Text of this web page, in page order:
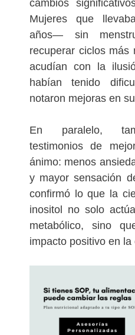
cambios
Mujeres que
años— sin
recuperar ciclos más
acudían con la
habían tenido
notaron mejoras en
En paralelo,
testimonios de
ánimo: menos
y mayor sensación
confirmó lo que la
inositol no solo
metabólico, sino
impacto positivo en